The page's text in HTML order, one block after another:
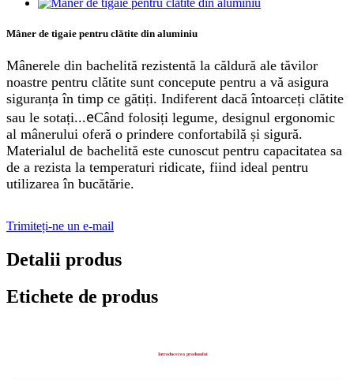
Mâner de tigaie pentru clătite din aluminiu
Mânerele din bachelită rezistentă la căldură ale tăvilor
noastre pentru clătite sunt concepute pentru a vă asigura
siguranța în timp ce gătiți. Indiferent dacă întoarceți clătite
sau le sotați...eCând folosiți legume, designul ergonomic
al mânerului oferă o prindere confortabilă și sigură.
Materialul de bachelită este cunoscut pentru capacitatea sa
de a rezista la temperaturi ridicate, fiind ideal pentru
utilizarea în bucătărie.
Trimiteți-ne un e-mail
Detalii produs
Etichete de produs
Introducerea produsului